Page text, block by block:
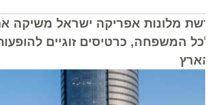
מלונות אפריקה ישראל משיקה את
המשפחה, כרטיסים זוגיים להופעות,